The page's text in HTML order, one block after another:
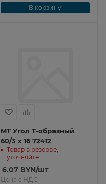
В корзину
MT Угол Т-образный
60/3 x 16 72412
Товар в резерве,
уточняйте
6.07 BYN/шт
Цена с НДС